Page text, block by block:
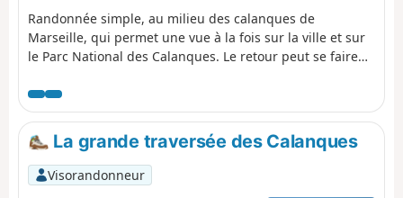
Randonnée simple, au milieu des calanques de
Marseille, qui permet une vue à la fois sur la ville et sur
le Parc National des Calanques. Le retour peut se faire
personnes ne souhaitant pas passer par les pas
proposés, des itinéraires de substitution sont proposés
dans la description.
La grande traversée des Calanques
Visorandonneur